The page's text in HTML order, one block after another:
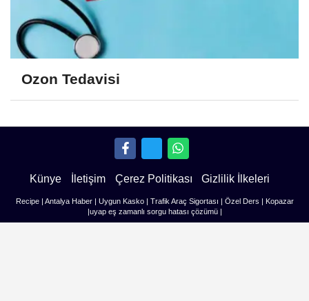
Ozon Tedavisi
Künye İletişim Çerez Politikası Gizlilik İlkeleri
Recipe| Antalya Haber| Uygun Kasko| Trafik Araç Sigortası Özel Ders
Kopazar
uyap eş zamanlı sorgu hatası çözümü|